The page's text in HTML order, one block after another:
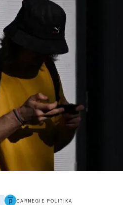
CARNEGIE POLITIKA